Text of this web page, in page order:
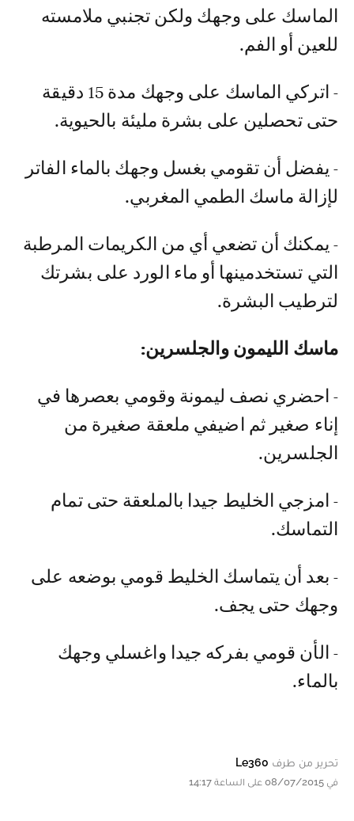
الماسك على وجهك ولكن تجنبي ملامسته
للعين أو الفم.
- اتركي الماسك على وجهك مدة 15 دقيقة
حتى تحصلين على بشرة مليئة بالحيوية.
- يفضل أن تقومي بغسل وجهك بالماء الفاتر
لإزالة ماسك الطمي المغربي.
- يمكنك أن تضعي أي من الكريمات المرطبة
التي تستخدمينها أو ماء الورد على بشرتك
لترطيب البشرة.
ماسك الليمون والجلسرين:
- احضري نصف ليمونة وقومي بعصرها في
إناء صغير ثم اضيفي ملعقة صغيرة من
الجلسرين.
- امزجي الخليط جيدا بالملعقة حتى تمام
التماسك.
- بعد أن يتماسك الخليط قومي بوضعه على
وجهك حتى يجف.
- الأن قومي بفركه جيدا واغسلي وجهك
بالماء.
تحرير من طرف Le360
في 08/07/2015 على الساعة 14:17